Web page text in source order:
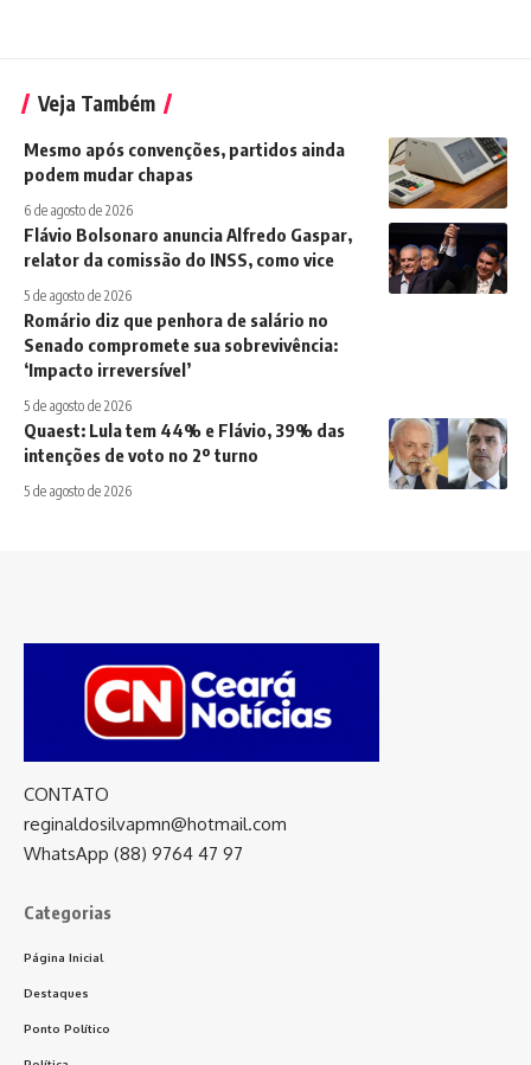
Veja Também
Mesmo após convenções, partidos ainda
podem mudar chapas
6 de agosto de 2026
Flávio Bolsonaro anuncia Alfredo Gaspar,
relator da comissão do INSS, como vice
5 de agosto de 2026
Romário diz que penhora de salário no
Senado compromete sua sobrevivência:
‘Impacto irreversível’
5 de agosto de 2026
Quaest: Lula tem 44% e Flávio, 39% das
intenções de voto no 2º turno
5 de agosto de 2026
CONTATO
reginaldosilvapmn@hotmail.com
WhatsApp (88) 9764 47 97
Categorias
Página Inicial
Destaques
Ponto Político